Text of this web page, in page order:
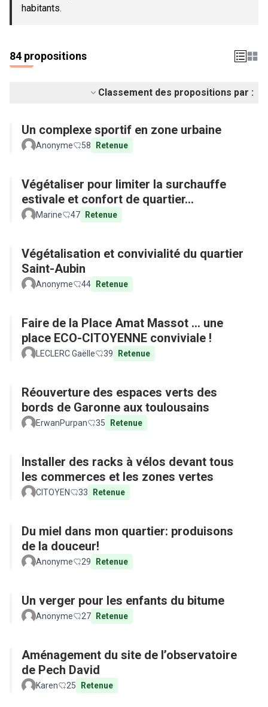
habitants.
84 propositions
Classement des propositions par :
Un complexe sportif en zone urbaine
Anonyme 58 Retenue
Végétaliser pour limiter la surchauffe
estivale et confort de quartier...
Marine 47 Retenue
Végétalisation et convivialité du quartier
Saint-Aubin
Anonyme 44 Retenue
Faire de la Place Amat Massot ... une
place ECO-CITOYENNE conviviale !
LECLERC Gaëlle 39 Retenue
Réouverture des espaces verts des
bords de Garonne aux toulousains
ErwanPurpan 35 Retenue
Installer des racks à vélos devant tous
les commerces et les zones vertes
CITOYEN 33 Retenue
Du miel dans mon quartier: produisons
de la douceur!
Anonyme 29 Retenue
Un verger pour les enfants du bitume
Anonyme 27 Retenue
Aménagement du site de l’observatoire
de Pech David
Karen 25 Retenue